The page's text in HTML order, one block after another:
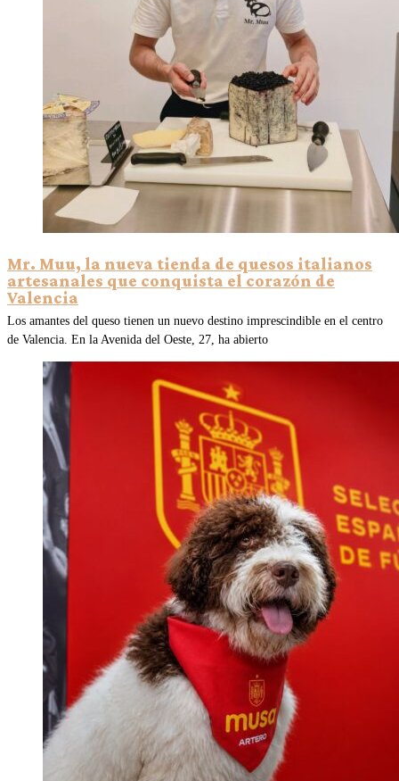
Mr. Muu, la nueva tienda de quesos italianos
artesanales que conquista el corazón de
Valencia
Los amantes del queso tienen un nuevo destino imprescindible en el centro
de Valencia. En la Avenida del Oeste, 27, ha abierto